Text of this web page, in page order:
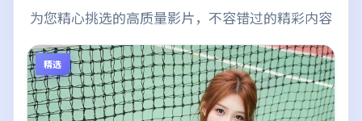
为您精心挑选的高质量影片，不容错过的精彩内容
精选